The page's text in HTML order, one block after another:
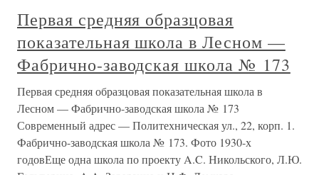
Первая средняя образцовая
показательная школа в Лесном —
Фабрично-заводская школа № 173
Первая средняя образцовая показательная школа в
Лесном — Фабрично-заводская школа № 173
Современный адрес — Политехническая ул., 22, корп. 1.
Фабрично-заводская школа № 173. Фото 1930-х
годовЕще одна школа по проекту A.C. Никольского, Л.Ю.